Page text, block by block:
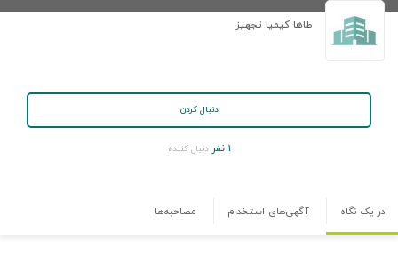
طاها کیمیا تجهیز
دنبال کردن
۱ نفر دنبال کننده
در یک نگاه آگهی‌های استخدام مصاحبه‌ها